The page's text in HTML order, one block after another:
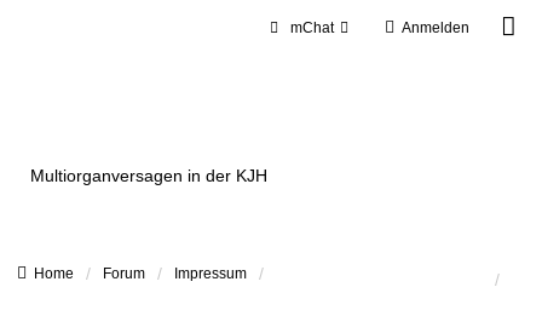
Anmelden
mChat
Multiorganversagen in der KJH
Home Forum Impressum